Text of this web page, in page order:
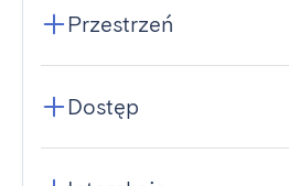
Przestrzeń
Dostęp